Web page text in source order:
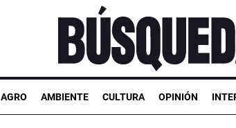
AGRO AMBIENTE CULTURA OPINIÓN